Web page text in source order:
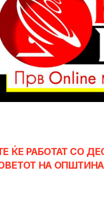
ЌЕ РАБОТАТ СО
НА ОПШТИНА